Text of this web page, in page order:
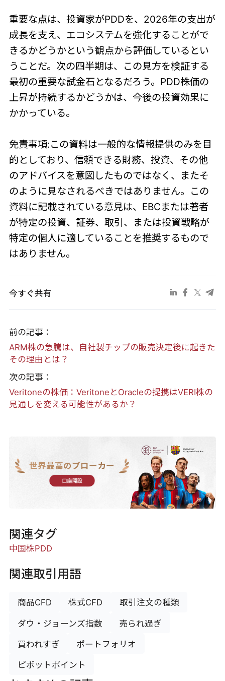
重要な点は、投資家がPDDを、2026年の支出が
成長を支え、エコシステムを強化することがで
きるかどうかという観点から評価しているとい
うことだ。次の四半期は、この見方を検証する
最初の重要な試金石となるだろう。PDD株価の
上昇が持続するかどうかは、今後の投資効果に
かかっている。
免責事項:この資料は一般的な情報提供のみを目
的としており、信頼できる財務、投資、その他
のアドバイスを意図したものではなく、またそ
のように見なされるべきではありません。この
資料に記載されている意見は、EBCまたは著者
が特定の投資、証券、取引、または投資戦略が
特定の個人に適していることを推奨するもので
はありません。
今すぐ共有
前の記事：
ARM株の急騰は、自社製チップの販売決定後に起きた
その理由とは？
次の記事：
Veritoneの株価：VeritoneとOracleの提携はVERI株の
見通しを変える可能性があるか？
世界最高のブローカー
口座開設
関連タグ
中国株PDD
関連取引用語
商品CFD 株式CFD 取引注文の種類
ダウ・ジョーンズ指数 売られ過ぎ
買われすぎ ポートフォリオ
ピボットポイント